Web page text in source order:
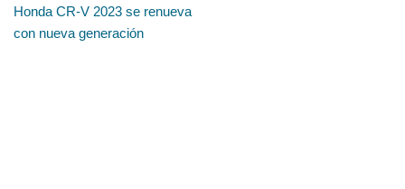
Honda CR-V 2023 se renueva
con nueva generación